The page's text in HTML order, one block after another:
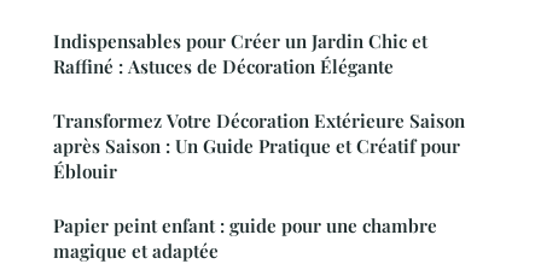
Indispensables pour Créer un Jardin Chic et
Raffiné : Astuces de Décoration Élégante
Transformez Votre Décoration Extérieure Saison
après Saison : Un Guide Pratique et Créatif pour
Éblouir
Papier peint enfant : guide pour une chambre
magique et adaptée